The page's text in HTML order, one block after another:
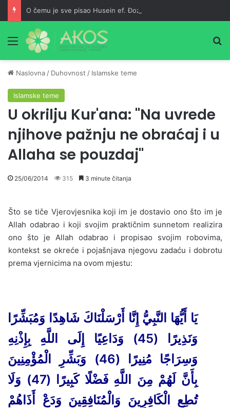
O čemu je sve pisao Husein ef. Đozo
Meni
Naslovna / Duhovnost / Islamske teme
Islamske teme
U okrilju Kur'ana: "Na uvrede
njihove pažnju ne obraćaj i u
Allaha se pouzdaj"
25/06/2014 315 3 minute čitanja
Što se tiče Vjerovjesnika koji im je dostavio ono što im je
Allah odabrao i koji svojim praktičnim sunnetom realizira
ono što je Allah odabrao i propisao svojim robovima,
kontekst se okreće i pojašnjava njegovu zadaću i dobrotu
prema vjernicima na ovom mjestu:
يَا أَيُّهَا النَّبِيُّ إِنَّا أَرْسَلْنَاكَ شَاهِدًا وَمُبَشِّرًا
وَنَذِيرًا (45) وَدَاعِيًا إِلَى اللَّهِ بِإِذْنِهِ
وَسِرَاجًا مُنِيرًا (46) وَبَشِّرِ الْمُؤْمِنِينَ
بِأَنَّ لَهُمْ مِنَ اللَّهِ فَضْلًا كَبِيرًا (47) وَلَا
تُطِعِ الْكَافِرِينَ وَالْمُنَافِقِينَ وَدَعْ أَذَاهُمْ